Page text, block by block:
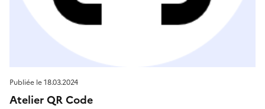
Publiée le18.03.2024
Atelier QR Code